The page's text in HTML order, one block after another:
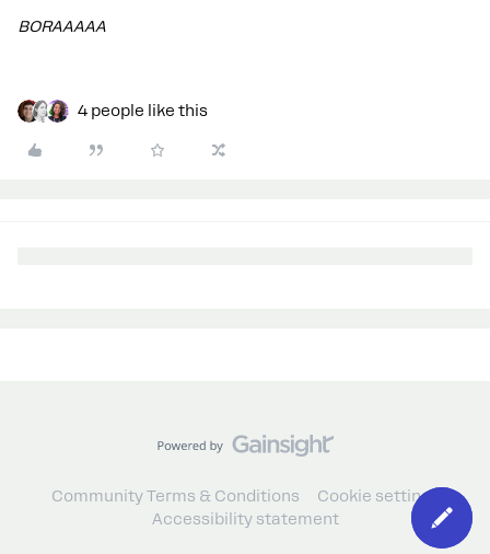
BORAAAAA
4 people like this
Community Terms & Conditions
Cookie settings
Accessibility statement